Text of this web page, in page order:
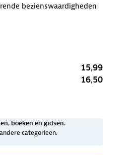
bezienswaardigheden
15,99
16,50
boeken en gidsen.
categorieën.